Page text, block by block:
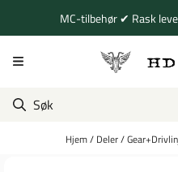
Hopp til innholdMC-tilbehør ✔ Rask
Hjem/ Deler/